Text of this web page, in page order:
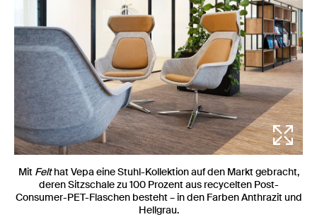
Mit Felthat Vepa eine Stuhl-Kollektion auf den Markt gebracht,
deren Sitzschale zu 100 Prozent aus recycelten Post-
Consumer-PET-Flaschen besteht – in den Farben Anthrazit und
Hellgrau.